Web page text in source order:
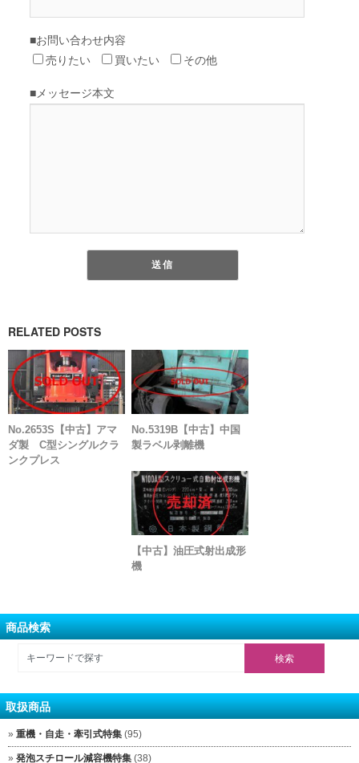
RELATED POSTS
No.2653S【中古】アマ
ダ製 C型シングルクラ
ンクプレス
No.5319B【中古】中国
製ラベル剥離機
【中古】油圧式射出成形
機
商品検索
取扱商品
重機・自走・牽引式特集 (95)
発泡スチロール減容機特集 (38)